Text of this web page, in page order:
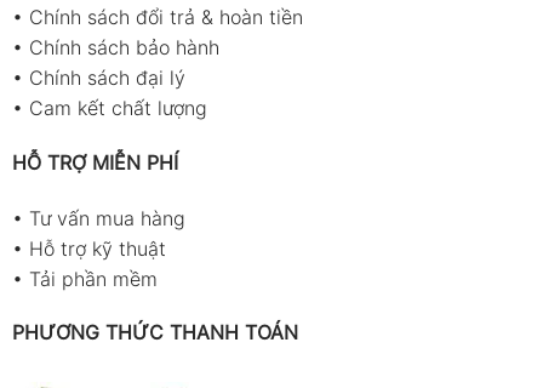
• Chính sách đổi trả & hoàn tiền
• Chính sách bảo hành
• Chính sách đại lý
• Cam kết chất lượng
HỖ TRỢ MIỄN PHÍ
• Tư vấn mua hàng
• Hỗ trợ kỹ thuật
• Tải phần mềm
PHƯƠNG THỨC THANH TOÁN